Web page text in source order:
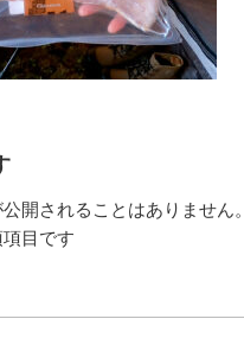
開されることはありません。
目です